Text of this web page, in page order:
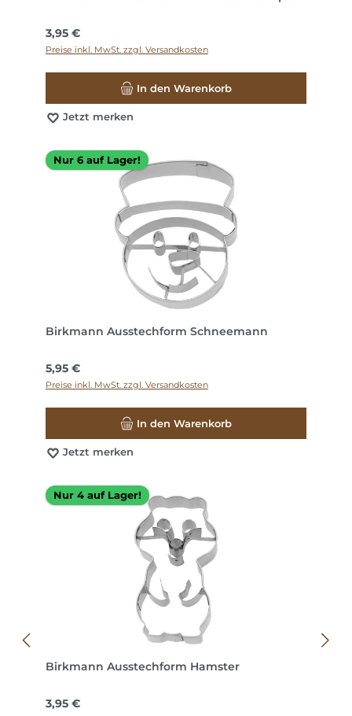
Regulärer Preis:
3,95 €
Preise inkl. MwSt. zzgl. Versandkosten
In den Warenkorb
Jetzt merken
Nur 6 auf Lager!
Birkmann Ausstechform Schneemann
Regulärer Preis:
5,95 €
Preise inkl. MwSt. zzgl. Versandkosten
In den Warenkorb
Jetzt merken
Nur 4 auf Lager!
Birkmann Ausstechform Hamster
Regulärer Preis:
3,95 €